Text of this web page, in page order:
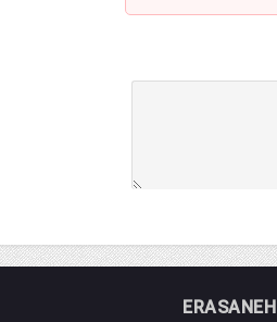
ERASANEH